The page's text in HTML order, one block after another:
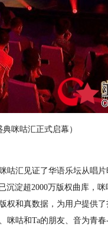
咪咕汇正式启幕）
汇见证了华语乐坛从唱片
淀超2000万版权曲库，
权和真数据，为用户提供了
咕和Ta的朋友、音为青春